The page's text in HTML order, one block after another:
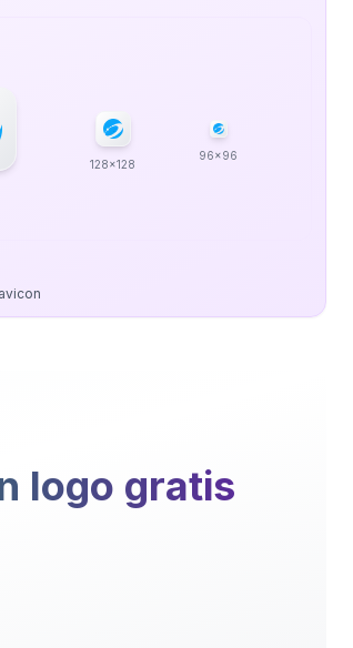
128x128
96x96
logo gratis